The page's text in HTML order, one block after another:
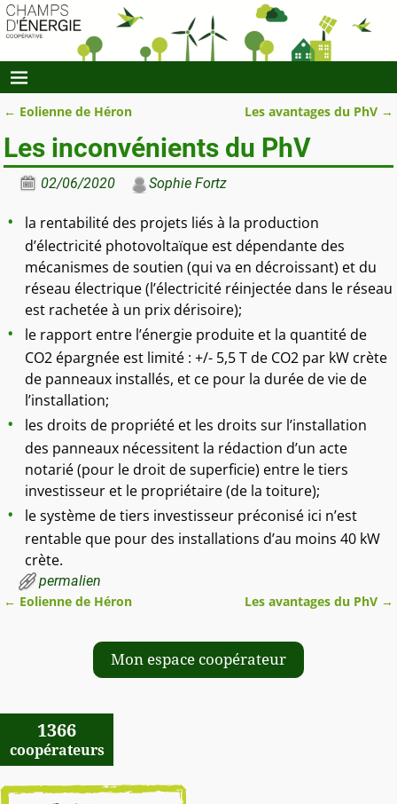
← Eolienne de Héron Les avantages du PhV →
Les inconvénients du PhV
02/06/2020 Sophie Fortz
la rentabilité des projets liés à la production
d’électricité photovoltaïque est dépendante des
mécanismes de soutien (qui va en décroissant) et du
réseau électrique (l’électricité réinjectée dans le réseau
est rachetée à un prix dérisoire);
le rapport entre l’énergie produite et la quantité de
CO2 épargnée est limité : +/- 5,5 T de CO2 par kW crète
de panneaux installés, et ce pour la durée de vie de
l’installation;
les droits de propriété et les droits sur l’installation
des panneaux nécessitent la rédaction d’un acte
notarié (pour le droit de superficie) entre le tiers
investisseur et le propriétaire (de la toiture);
le système de tiers investisseur préconisé ici n’est
rentable que pour des installations d’au moins 40 kW
crète.
permalien
← Eolienne de Héron Les avantages du PhV →
Mon espace coopérateur
1366
coopérateurs